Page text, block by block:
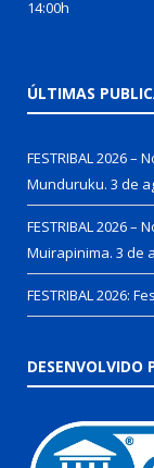
14:00h
ÚLTIMAS
FESTRIBAL 2026
Munduruku. 3 de
FESTRIBAL 2026
Muirapinima. 3 de
FESTRIBAL 2026:
DESENVOLVIDO